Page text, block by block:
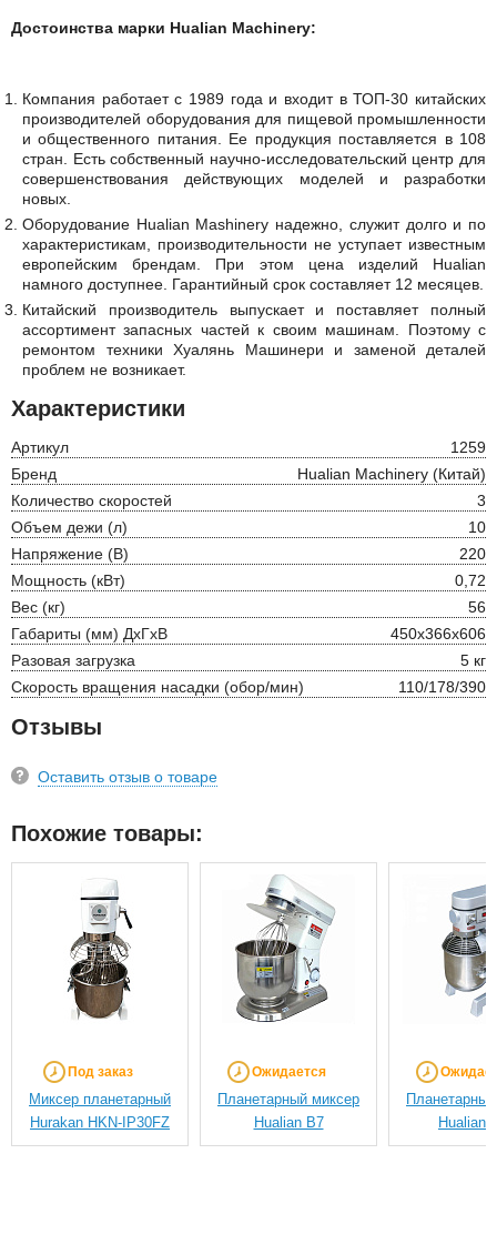
Достоинства марки Hualian Machinery:
Компания работает с 1989 года и входит в ТОП-30 китайских
производителей оборудования для пищевой промышленности
и общественного питания. Ее продукция поставляется в 108
стран. Есть собственный научно-исследовательский центр для
совершенствования действующих моделей и разработки
новых.
Оборудование Hualian Mashinery надежно, служит долго и по
характеристикам, производительности не уступает известным
европейским брендам. При этом цена изделий Hualian
намного доступнее. Гарантийный срок составляет 12 месяцев.
Китайский производитель выпускает и поставляет полный
ассортимент запасных частей к своим машинам. Поэтому с
ремонтом техники Хуалянь Машинери и заменой деталей
проблем не возникает.
Характеристики
Артикул
1259
Бренд
Hualian Machinery (Китай)
Количество скоростей
3
Объем дежи (л)
10
Напряжение (В)
220
Мощность (кВт)
0,72
Вес (кг)
56
Габариты (мм) ДхГхВ
450х366х606
Разовая загрузка
5 кг
Скорость вращения насадки (обор/мин)
110/178/390
Отзывы
Оставить отзыв о товаре
Похожие товары:
Под заказ
Миксер планетарный
Hurakan HKN-IP30FZ
Ожидается
Планетарный миксер
Hualian B7
Hualian